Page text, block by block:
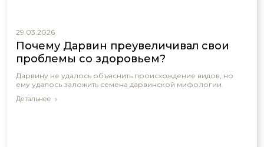
29.03.2026
Почему Дарвин преувеличивал свои
проблемы со здоровьем?
Дарвину не удалось объяснить происхождение видов, но
ему удалось заложить семена дарвинской мифологии.
Детальнее